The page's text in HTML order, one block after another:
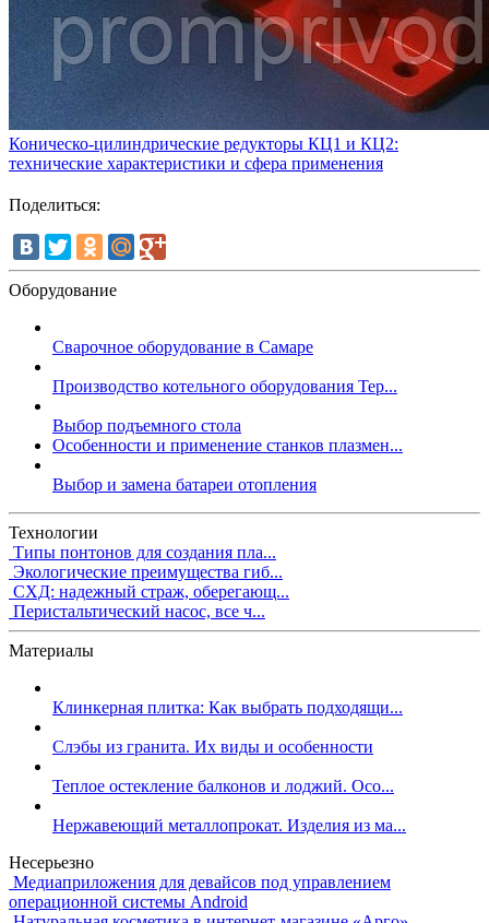
Коническо-цилиндрические редукторы КЦ1 и КЦ2:
технические характеристики и сфера применения
Поделиться:
Оборудование
Сварочное оборудование в Самаре
Производство котельного оборудования Тер...
Выбор подъемного стола
Особенности и применение станков плазмен...
Выбор и замена батареи отопления
Технологии
Типы понтонов для создания пла...
Экологические преимущества гиб...
СХД: надежный страж, оберегающ...
Перистальтический насос, все ч...
Материалы
Клинкерная плитка: Как выбрать подходящи...
Слэбы из гранита. Их виды и особенности
Теплое остекление балконов и лоджий. Осо...
Нержавеющий металлопрокат. Изделия из ма...
Несерьезно
Медиаприложения для девайсов под управлением
операционной системы Android